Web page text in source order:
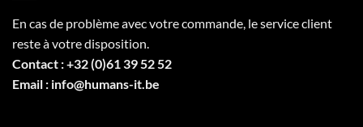
En cas de problème avec votre commande, le service client
reste à votre disposition.
Contact :+32 (0)61 39 52 52
Email : info@humans-it.be